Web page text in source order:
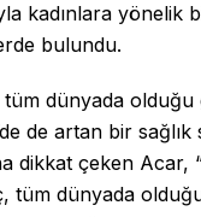
kadınlara yönelik
bulundu.
tüm dünyada olduğu
de artan bir
dikkat çeken Acar,
tüm dünyada